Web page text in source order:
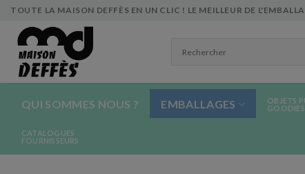
Skip
content
TOUTE LA MAISON DEFFÈS EN UN CLIC ! LE MEILLEUR DE
QUI SOMMES NOUS ? EMBALLAGES
OBJETS
GOODIES
CATALOGUES
FOURNISSEURS